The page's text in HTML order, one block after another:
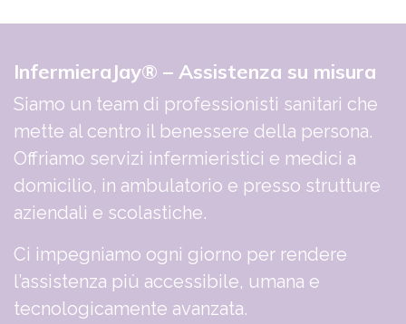
InfermieraJay® – Assistenza su misura
Siamo un team di professionisti sanitari che
mette al centro il benessere della persona.
Offriamo servizi infermieristici e medici a
domicilio, in ambulatorio e presso strutture
aziendali e scolastiche.
Ci impegniamo ogni giorno per rendere
l’assistenza più accessibile, umana e
tecnologicamente avanzata.